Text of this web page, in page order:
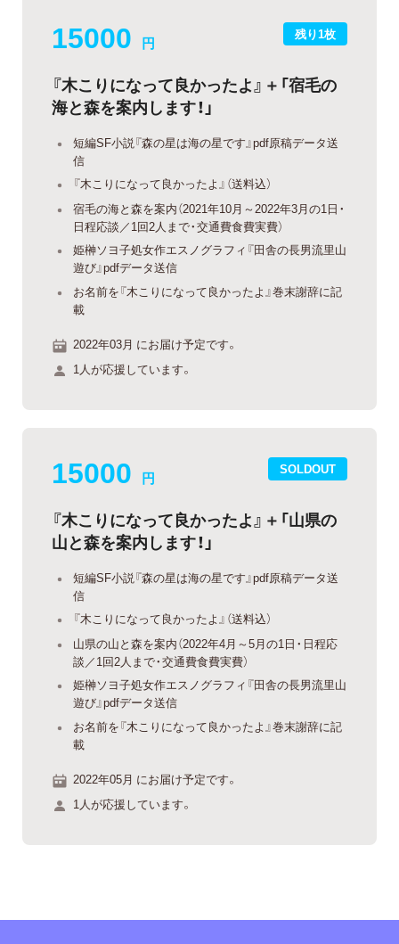
残り1枚
15000 円
『木こりになって良かったよ』＋「宿毛の
海と森を案内します！」
短編SF小説『森の星は海の星です』pdf原稿データ送
信
『木こりになって良かったよ』（送料込）
宿毛の海と森を案内（2021年10月～2022年3月の1日・
日程応談／1回2人まで・交通費食費実費）
姫榊ソヨ子処女作エスノグラフィ『田舎の長男流里山
遊び』pdfデータ送信
お名前を『木こりになって良かったよ』巻末謝辞に記
載
2022年03月 にお届け予定です。
1人が応援しています。
SOLDOUT
15000 円
『木こりになって良かったよ』＋「山県の
山と森を案内します！」
短編SF小説『森の星は海の星です』pdf原稿データ送
信
『木こりになって良かったよ』（送料込）
山県の山と森を案内（2022年4月～5月の1日・日程応
談／1回2人まで・交通費食費実費）
姫榊ソヨ子処女作エスノグラフィ『田舎の長男流里山
遊び』pdfデータ送信
お名前を『木こりになって良かったよ』巻末謝辞に記
載
2022年05月 にお届け予定です。
1人が応援しています。